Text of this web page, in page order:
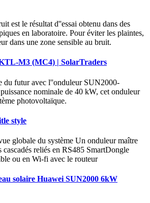
est le résultat d''essai obtenu dans des
en laboratoire. Pour éviter les plaintes,
dans une zone sensible au bruit.
M3 (MC4) | SolarTraders
du futur avec l''onduleur SUN2000-
nominale de 40 kW, cet onduleur
photovoltaïque.
style
globale du système Un onduleur maître
reliés en RS485 SmartDongle
ou en Wi-fi avec le routeur
solaire Huawei SUN2000 6kW